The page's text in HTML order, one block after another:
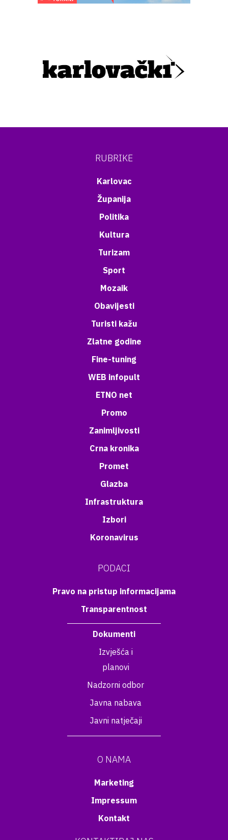
RUBRIKE
Karlovac
Županija
Politika
Kultura
Turizam
Sport
Mozaik
Obavijesti
Turisti kažu
Zlatne godine
Fine-tuning
WEB infopult
ETNO net
Promo
Zanimljivosti
Crna kronika
Promet
Glazba
Infrastruktura
Izbori
Koronavirus
PODACI
Pravo na pristup informacijama
Transparentnost
Dokumenti
Izvješća i
planovi
Nadzorni odbor
Javna nabava
Javni natječaji
O NAMA
Marketing
Impressum
Kontakt